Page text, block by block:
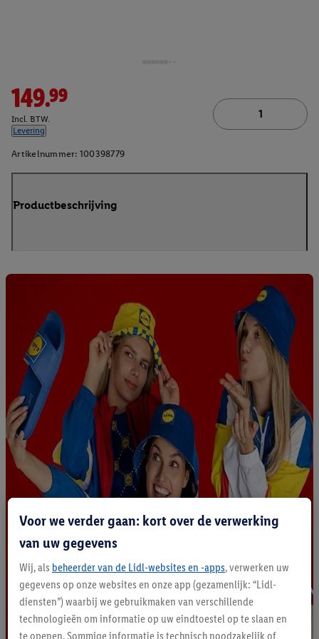
149.99
Incl. BTW.
Levering
Artikelnummer: 100398779
Productbeschrijving
Voor we verder gaan: kort over de verwerking
van uw gegevens
Wij, als beheerder van de Lidl-websites en -apps, verwerken uw
gegevens op onze websites en onze app (gezamenlijk: “Lidl-
diensten”) waarbij we gebruikmaken van verschillende
technologieën om informatie op uw eindtoestel op te slaan en
te openen. Sommige informatie is technisch noodzakelijk of